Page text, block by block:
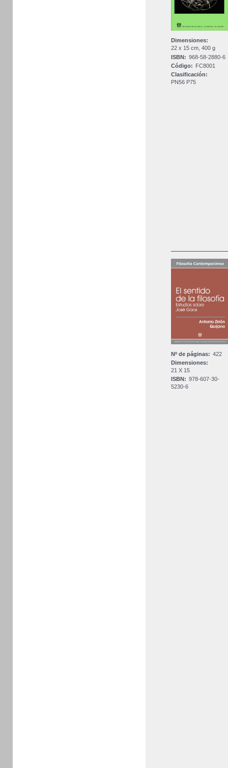
Dimensiones:
22 x 15 cm, 400 g
ISBN: 968-58-2880-6
Código: FC8001
Clasificación:
PN56 P75
Nº de páginas: 422
Dimensiones:
21 X 15
ISBN: 978-607-30-
5230-6